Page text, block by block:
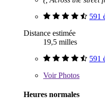
591
Distance estimée
19,5 milles
591
VoirPhotos
Heures normales